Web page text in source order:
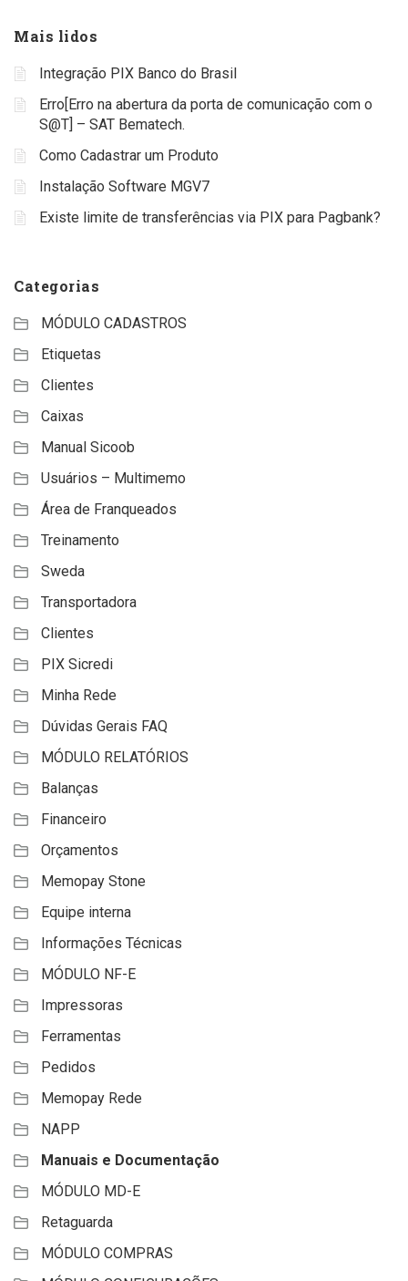
Mais lidos
Integração PIX Banco do Brasil
Erro[Erro na abertura da porta de comunicação com o
S@T] – SAT Bematech.
Como Cadastrar um Produto
Instalação Software MGV7
Existe limite de transferências via PIX para Pagbank?
Categorias
MÓDULO CADASTROS
Etiquetas
Clientes
Caixas
Manual Sicoob
Usuários – Multimemo
Área de Franqueados
Treinamento
Sweda
Transportadora
Clientes
PIX Sicredi
Minha Rede
Dúvidas Gerais FAQ
MÓDULO RELATÓRIOS
Balanças
Financeiro
Orçamentos
Memopay Stone
Equipe interna
Informações Técnicas
MÓDULO NF-E
Impressoras
Ferramentas
Pedidos
Memopay Rede
NAPP
Manuais e Documentação
MÓDULO MD-E
Retaguarda
MÓDULO COMPRAS